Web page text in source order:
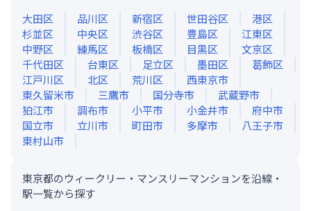
大田区
品川区 新宿区 世田谷区
港区
杉並区
中央区 渋谷区 豊島区
江東区
中野区
練馬区 板橋区 目黒区
文京区
千代田区
台東区 足立区 墨田区
葛飾区
江戸川区
北区 荒川区
西東京市
東久留米市
三鷹市 国分寺市
武蔵野市
狛江市
調布市 小平市 小金井市
府中市
国立市
立川市 町田市 多摩市
八王子市
東村山市
東京都のウィークリー・マンスリーマンションを沿線・
駅一覧から探す